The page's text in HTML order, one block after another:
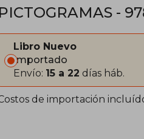
PICTOGRAMAS -
Libro Nuevo
Importado
Envío: 15 a 22 días háb.
de importación